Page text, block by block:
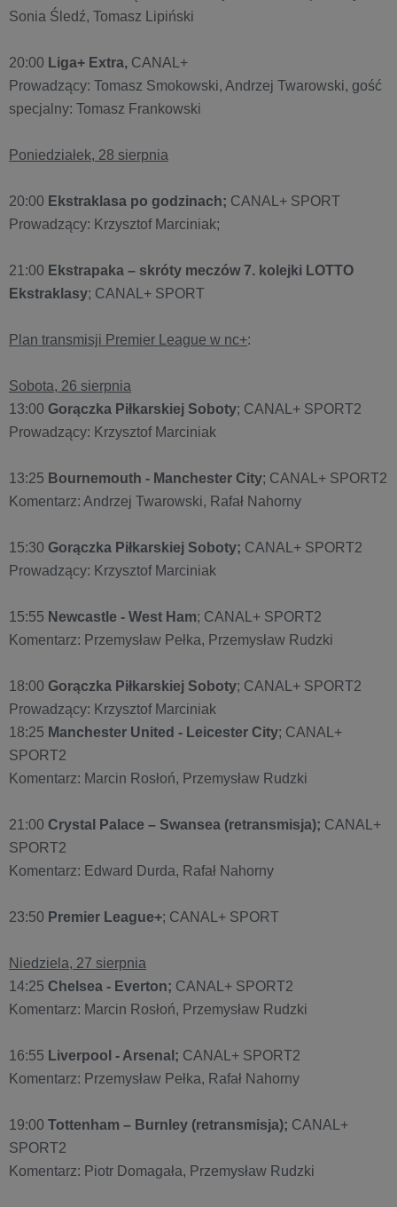
Sonia Śledź, Tomasz Lipiński
20:00 Liga+ Extra, CANAL+
Prowadzący: Tomasz Smokowski, Andrzej Twarowski, gość
specjalny: Tomasz Frankowski
Poniedziałek, 28 sierpnia
20:00 Ekstraklasa po godzinach; CANAL+ SPORT
Prowadzący: Krzysztof Marciniak;
21:00 Ekstrapaka – skróty meczów 7. kolejki LOTTO
Ekstraklasy; CANAL+ SPORT
Plan transmisji Premier League w nc+:
Sobota, 26 sierpnia
13:00 Gorączka Piłkarskiej Soboty; CANAL+ SPORT2
Prowadzący: Krzysztof Marciniak
13:25 Bournemouth - Manchester City; CANAL+ SPORT2
Komentarz: Andrzej Twarowski, Rafał Nahorny
15:30 Gorączka Piłkarskiej Soboty; CANAL+ SPORT2
Prowadzący: Krzysztof Marciniak
15:55 Newcastle - West Ham; CANAL+ SPORT2
Komentarz: Przemysław Pełka, Przemysław Rudzki
18:00 Gorączka Piłkarskiej Soboty; CANAL+ SPORT2
Prowadzący: Krzysztof Marciniak
18:25 Manchester United - Leicester City; CANAL+
SPORT2
Komentarz: Marcin Rosłoń, Przemysław Rudzki
21:00 Crystal Palace – Swansea (retransmisja); CANAL+
SPORT2
Komentarz: Edward Durda, Rafał Nahorny
23:50 Premier League+; CANAL+ SPORT
Niedziela, 27 sierpnia
14:25 Chelsea - Everton; CANAL+ SPORT2
Komentarz: Marcin Rosłoń, Przemysław Rudzki
16:55 Liverpool - Arsenal; CANAL+ SPORT2
Komentarz: Przemysław Pełka, Rafał Nahorny
19:00 Tottenham – Burnley (retransmisja); CANAL+
SPORT2
Komentarz: Piotr Domagała, Przemysław Rudzki